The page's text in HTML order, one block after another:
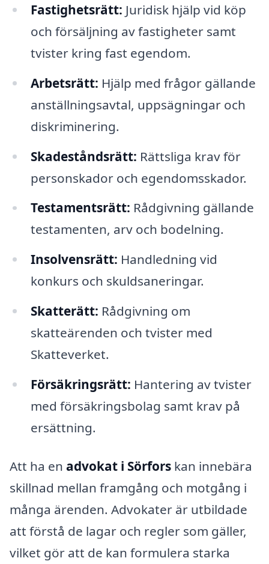
Fastighetsrätt: Juridisk hjälp vid köp
och försäljning av fastigheter samt
tvister kring fast egendom.
Arbetsrätt: Hjälp med frågor gällande
anställningsavtal, uppsägningar och
diskriminering.
Skadeståndsrätt: Rättsliga krav för
personskador och egendomsskador.
Testamentsrätt: Rådgivning gällande
testamenten, arv och bodelning.
Insolvensrätt: Handledning vid
konkurs och skuldsaneringar.
Skatterätt: Rådgivning om
skatteärenden och tvister med
Skatteverket.
Försäkringsrätt: Hantering av tvister
med försäkringsbolag samt krav på
ersättning.
Att ha en advokat i Sörfors kan innebära
skillnad mellan framgång och motgång i
många ärenden. Advokater är utbildade
att förstå de lagar och regler som gäller,
vilket gör att de kan formulera starka